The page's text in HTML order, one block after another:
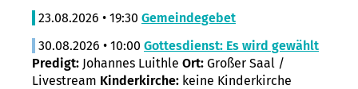
23.08.2026 • 19:30 Gemeindegebet
30.08.2026 • 10:00 Gottesdienst: Es wird gewählt
Predigt: Johannes Luithle Ort: Großer Saal /
Livestream Kinderkirche: keine Kinderkirche